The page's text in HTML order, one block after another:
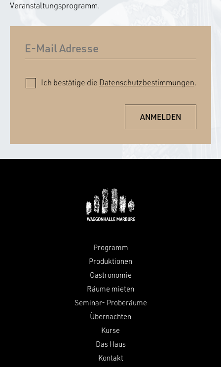
Veranstaltungsprogramm.
Ich bestätige die Datenschutzbestimmungen.
Programm
Produktionen
Gastronomie
Räume mieten
Seminar- Proberäume
Übernachten
Kurse
Das Haus
Kontakt